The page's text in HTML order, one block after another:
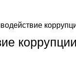
коррупции